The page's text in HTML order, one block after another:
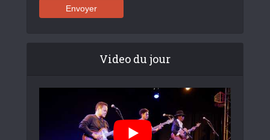
Video du jour